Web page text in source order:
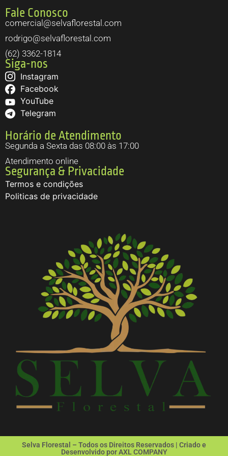
Fale Conosco
comercial@selvaflorestal.com
rodrigo@selvaflorestal.com
(62) 3362-1814
Siga-nos
Instagram
Facebook
YouTube
Telegram
Horário de Atendimento
Segunda a Sexta das 08:00 às 17:00
Atendimento online
Segurança & Privacidade
Termos e condições
Politicas de privacidade
Selva Florestal – Todos os Direitos Reservados | Criado e
Desenvolvido por AXL COMPANY